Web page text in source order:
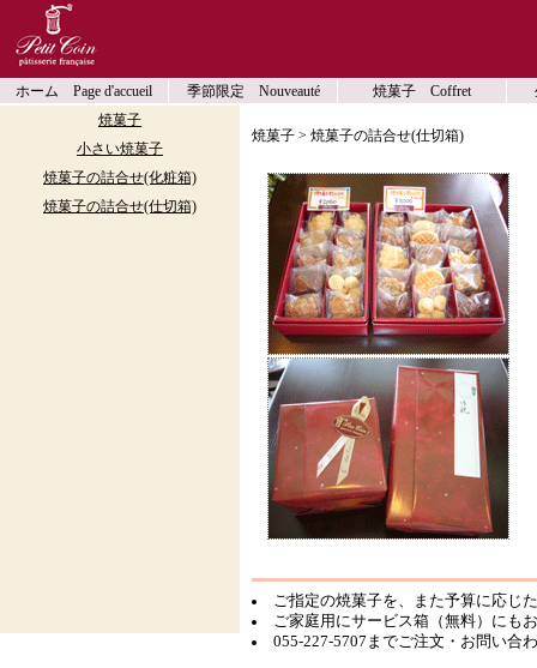
ホーム Page d'accueil 季節限定 Nouveauté 焼菓子 Coffret
焼菓子
小さい焼菓子
焼菓子の詰合せ(化粧箱)
焼菓子の詰合せ(仕切箱)
焼菓子 > 焼菓子の詰合せ(仕切箱)
ご指定の焼菓子を、また予算に応じ
ご家庭用にサービス箱（無料）にも
055-227-5707までご注文・お問い合